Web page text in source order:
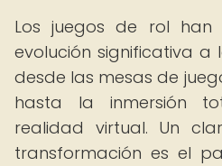
Los juegos de rol han
evolución significativa
desde las mesas de
hasta la inmersión
realidad virtual. Un
transformación es el